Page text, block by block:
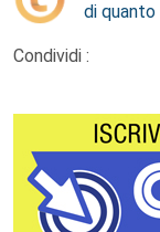
di quanto
Condividi :